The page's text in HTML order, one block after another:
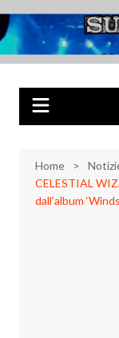
al
contenuto
Musica Rock, Metal,
Home
CELESTIAL
dall’album